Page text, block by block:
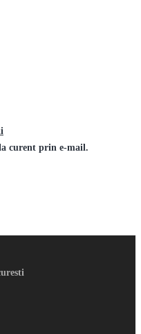
curent prin e-mail.